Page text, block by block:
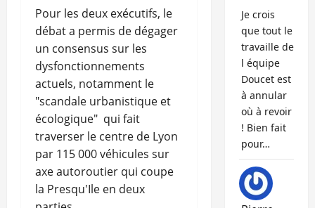
Pour les deux exécutifs, le
débat a permis de dégager
un consensus sur les
dysfonctionnements
actuels, notamment le
"scandale urbanistique et
écologique" qui fait
traverser le centre de Lyon
par 115 000 véhicules sur
axe autoroutier qui coupe
la Presqu'Ile en deux
Je crois
que tout le
travaille de
l équipe
Doucet est
à annular
où à revoir
! Bien fait
pour…